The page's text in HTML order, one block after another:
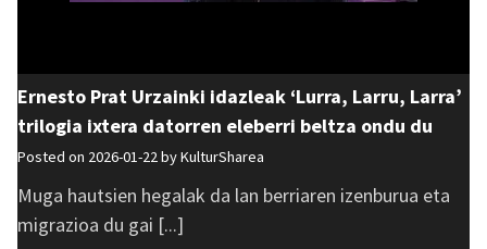
Ernesto Prat Urzainki idazleak ‘Lurra, Larru, Larra’
trilogia ixtera datorren eleberri beltza ondu du
Posted on 2026-01-22 byKulturSharea
Muga hautsien hegalak da lan berriaren izenburua eta
migrazioa du gai [...]